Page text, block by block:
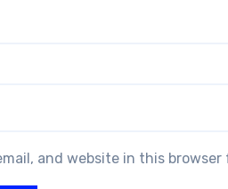
and website in this